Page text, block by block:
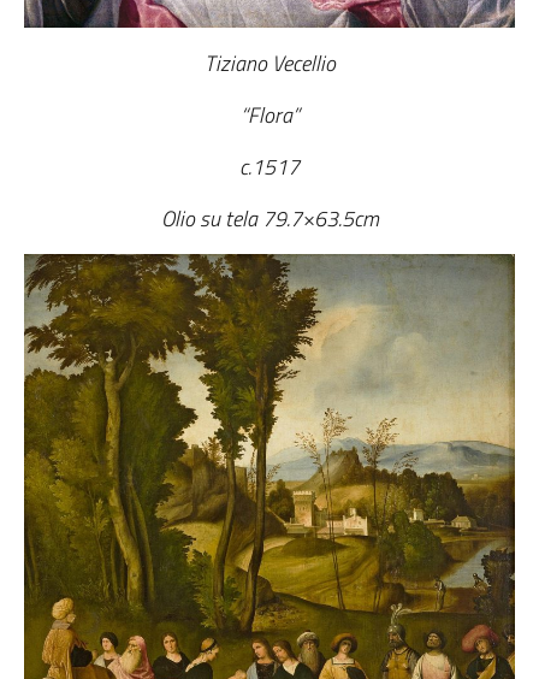
Tiziano Vecellio
“Flora”
c.1517
Olio su tela 79.7×63.5cm